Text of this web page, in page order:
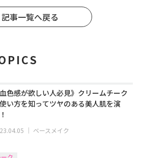
記事一覧へ戻る
血色感が欲しい人必見》クリームチーク
い方を知ってツヤのある美人肌を演
｜ ベースメイク